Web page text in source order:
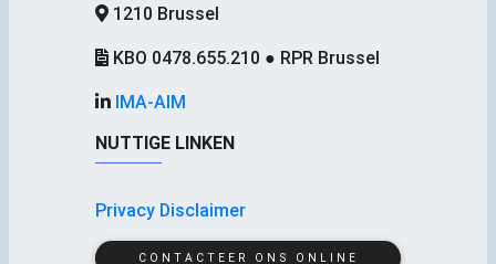
1210 Brussel
KBO 0478.655.210 ● RPR Brussel
IMA-AIM
NUTTIGE LINKEN
Privacy Disclaimer
CONTACTEER ONS ONLINE